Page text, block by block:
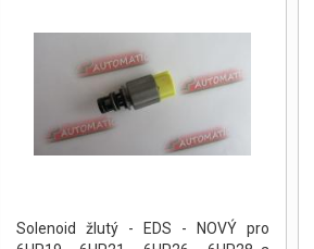
Solenoid žlutý - EDS - NOVÝ pro